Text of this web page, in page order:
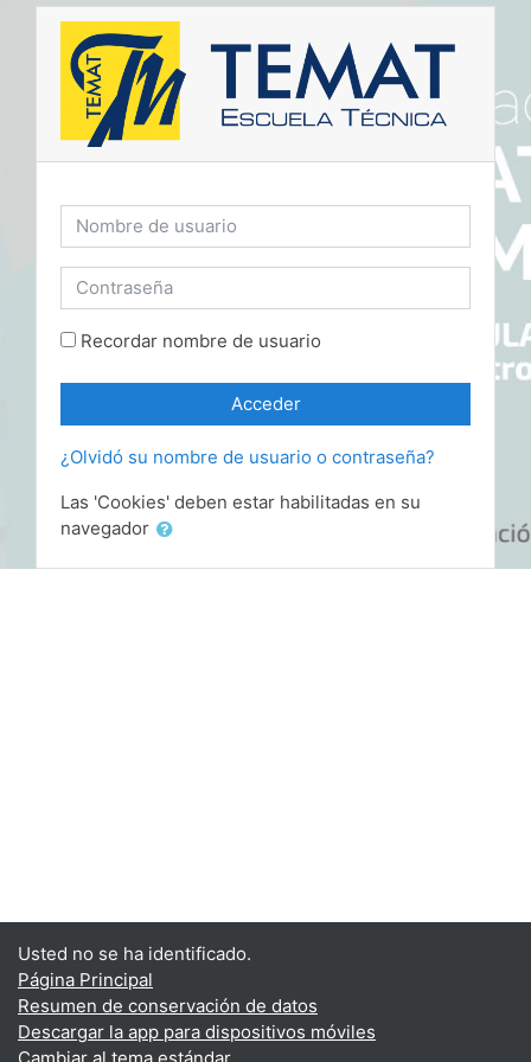
Salta al contenido principal
Nombre de usuario
Contraseña
Recordar nombre de usuario
Acceder
¿Olvidó su nombre de usuario o contraseña?
Las 'Cookies' deben estar habilitadas en su
navegador
Usted no se ha identificado.
Página Principal
Resumen de conservación de datos
Descargar la app para dispositivos móviles